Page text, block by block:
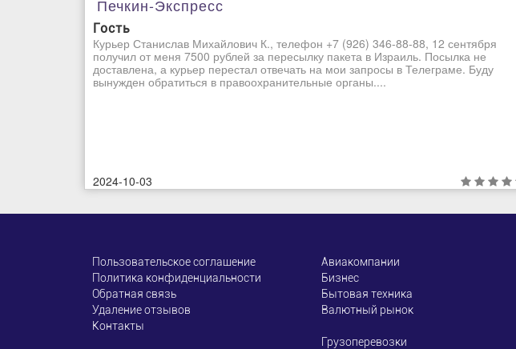
Печкин-Экспресс
Гость
Курьер Станислав Михайлович К., телефон +7 (926) 346-88-88, 12 сентября
получил от меня 7500 рублей за пересылку пакета в Израиль. Посылка не
доставлена, а курьер перестал отвечать на мои запросы в Телеграме. Буду
вынужден обратиться в правоохранительные органы....
2024-10-03
Пользовательское соглашение
Политика конфиденциальности
Обратная связь
Удаление отзывов
Контакты
Авиакомпании
Бизнес
Бытовая техника
Валютный рынок
Грузоперевозки